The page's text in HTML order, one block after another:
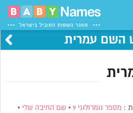
השם עמרית
: מספר נומרולוגי 9 • שם החיבה שלי •